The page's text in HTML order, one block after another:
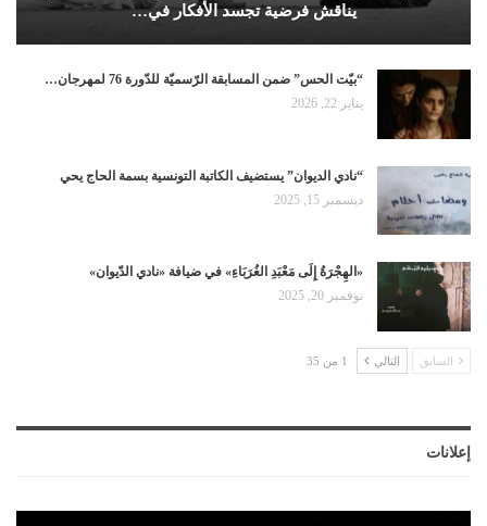
يناقش فرضية تجسد الأفكار في…
“بيّت الحس” ضمن المسابقة الرّسميّة للدّورة 76 لمهرجان…
يناير 22, 2026
“نادي الديوان” يستضيف الكاتبة التونسية بسمة الحاج يحي
ديسمبر 15, 2025
«الهِجْرَةُ إِلَى مَعْبَدِ الغُرَبَاءِ» في ضيافة «نادي الدّيوان»
نوفمبر 20, 2025
السابق التالي 1 من 35
إعلانات